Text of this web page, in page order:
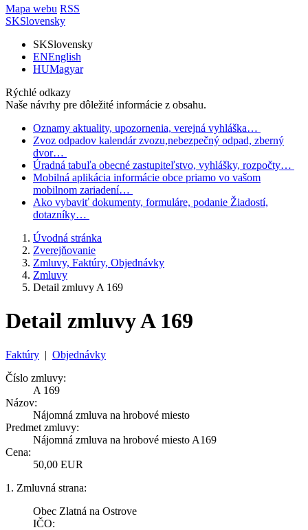
Mapa webu RSS
SKSlovensky
SKSlovensky
ENEnglish
HUMagyar
Rýchlé odkazy
Naše návrhy pre dôležité informácie z obsahu.
Oznamy aktuality, upozornenia, verejná vyhláška…
Zvoz odpadov kalendár zvozu,nebezpečný odpad, zberný
dvor…
Úradná tabuľa obecné zastupiteľstvo, vyhlášky, rozpočty…
Mobilná aplikácia informácie obce priamo vo vašom
mobilnom zariadení…
Ako vybaviť dokumenty, formuláre, podanie Žiadostí,
dotazníky…
Úvodná stránka
Zverejňovanie
Zmluvy, Faktúry, Objednávky
Zmluvy
Detail zmluvy A 169
Detail zmluvy A 169
Faktúry | Objednávky
Číslo zmluvy:
A 169
Názov:
Nájomná zmluva na hrobové miesto
Predmet zmluvy:
Nájomná zmluva na hrobové miesto A169
Cena:
50,00 EUR
1. Zmluvná strana:
Obec Zlatná na Ostrove
IČO: